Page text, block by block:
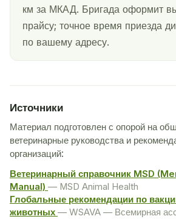
км за МКАД. Бригада оформит
прайсу; точное время приезда
по вашему адресу.
Источники
Материал подготовлен с опорой на
ветеринарные руководства и
организаций:
Ветеринарный справочник MSD
Manual) — MSD Animal Health
Глобальные рекомендации по
животных — WSAVA — Всемирная